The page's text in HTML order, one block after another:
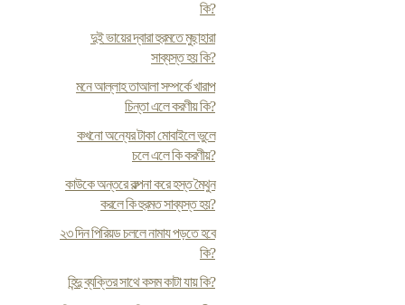
কি?
দুই ভায়ের দ্বারা হুরমতে মুছাহারা
সাব্যস্ত হয় কি?
মনে আল্লাহ তাআলা সম্পর্কে খারাপ
চিন্তা এলে করণীয় কি?
কখনো অন্যের টাকা মোবাইলে ভুলে
চলে এলে কি করণীয়?
কাউকে অন্তরে কল্পনা করে হস্ত মৈথুন
করলে কি হুরমত সাব্যস্ত হয়?
২৩ দিন পিরিয়ড চললে নামায পড়তে হবে
কি?
হিন্দু ব্যক্তির সাথে কসম কাটা যায় কি?